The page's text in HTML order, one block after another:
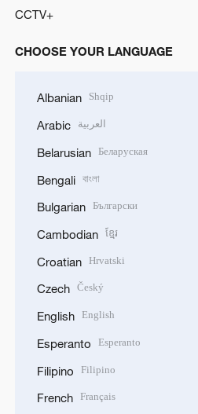
CCTV+
CHOOSE YOUR LANGUAGE
Albanian Shqip
Arabic العربية
Belarusian Беларуская
Bengali বাংলা
Bulgarian Български
Cambodian ខ្មែរ
Croatian Hrvatski
Czech Český
English English
Esperanto Esperanto
Filipino Filipino
French Français